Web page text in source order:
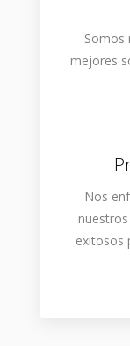
Somos
mejores
Nos
exitosos